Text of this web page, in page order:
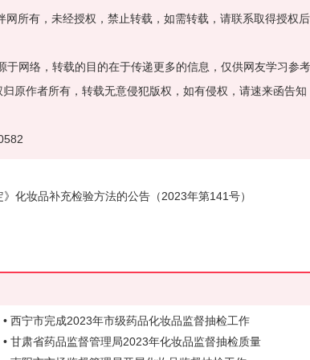
所有，未经授权，禁止转载，如需转载，请联系取得授权
网络，转载的目的在于传递更多的信息，仅供网友学习参
原作者所有，转载无意侵犯版权，如有侵权，请速来函告知
化妆品补充检验方法的公告（2023年第141号）
• 西宁市完成2023年市级药品化妆品监督抽检工作
• 甘肃省药品监督管理局2023年化妆品监督抽检质量